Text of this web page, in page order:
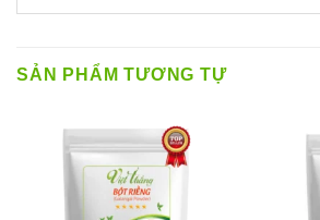
SẢN PHẨM TƯƠNG TỰ